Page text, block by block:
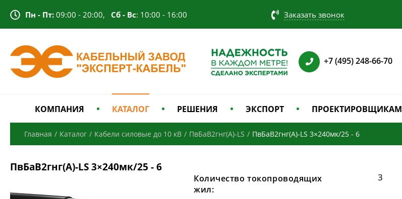
Пн - Пт: 09:00 - 20:00, Сб - Вс: 10:00 - 16:00 Заказать звонок
+7 (495) 248-66-70
КОМПАНИЯ КАТАЛОГ РЕШЕНИЯ ЭКСПОРТ ПРОЕКТИРОВЩИКАМ
Главная / Каталог / Кабели силовые до 10 кВ / ПвБаВ2гнг(А)-LS / ПвБаВ2гнг(А)-LS 3×240мк/25 - 6
ПвБаВ2гнг(А)-LS 3×240мк/25 - 6
Количество токопроводящих
жил:
3